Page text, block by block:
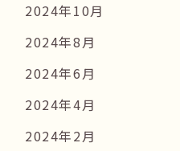
2024年10月
2024年8月
2024年6月
2024年4月
2024年2月